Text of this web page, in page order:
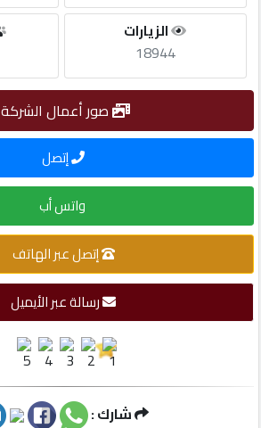
الاحصائيات
الأقسام
شركات
إبحث
إتصل
الزيارات
18944
صور أعمال الشركة
إتصل
واتس أب
إتصل عبر الهاتف
رسالة عبر الأيميل
شارك :